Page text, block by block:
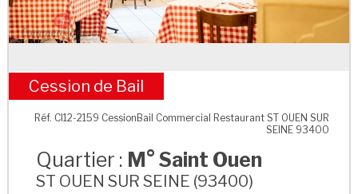
M° Saint Ouen
Cession de Bail
Réf. CI12-2159 CessionBail Commercial Restaurant ST OUEN SUR
SEINE 93400
Quartier : M° Saint Ouen
ST OUEN SUR SEINE (93400)